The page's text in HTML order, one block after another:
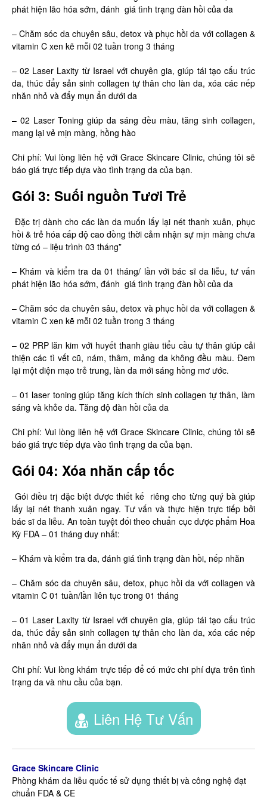
phát hiện lão hóa sớm, đánh giá tình trạng đàn hồi của da
– Chăm sóc da chuyên sâu, detox và phục hồi da với collagen &
vitamin C xen kẽ mỗi 02 tuần trong 3 tháng
– 02 Laser Laxity từ Israel với chuyên gia, giúp tái tạo cấu trúc
da, thúc đẩy sản sinh collagen tự thân cho làn da, xóa các nếp
nhăn nhỏ và đẩy mụn ẩn dưới da
– 02 Laser Toning giúp da sáng đều màu, tăng sinh collagen,
mang lại vẻ mịn màng, hồng hào
Chi phí: Vui lòng liên hệ với Grace Skincare Clinic, chúng tôi sẽ
báo giá trực tiếp dựa vào tình trạng da của bạn.
Gói 3: Suối nguồn Tươi Trẻ
Đặc trị dành cho các làn da muốn lấy lại nét thanh xuân, phục
hồi & trẻ hóa cấp độ cao đồng thời cảm nhận sự mịn màng chưa
từng có – liệu trình 03 tháng”
– Khám và kiểm tra da 01 tháng/ lần với bác sĩ da liễu, tư vấn
phát hiện lão hóa sớm, đánh giá tình trạng đàn hồi của da
– Chăm sóc da chuyên sâu, detox và phục hồi da với collagen &
vitamin C xen kẽ mỗi 02 tuần trong 3 tháng
– 02 PRP lăn kim với huyết thanh giàu tiểu cầu tự thân giúp cải
thiện các tì vết cũ, nám, thâm, mảng da không đều màu. Đem
lại một diện mạo trẻ trung, làn da mới sáng hồng mơ ước.
– 01 laser toning giúp tăng kích thích sinh collagen tự thân, làm
sáng và khỏe da. Tăng độ đàn hồi của da
Chi phí: Vui lòng liên hệ với Grace Skincare Clinic, chúng tôi sẽ
báo giá trực tiếp dựa vào tình trạng da của bạn.
Gói 04: Xóa nhăn cấp tốc
Gói điều trị đặc biệt được thiết kế riêng cho từng quý bà giúp
lấy lại nét thanh xuân ngay. Tư vấn và thực hiện trực tiếp bởi
bác sĩ da liễu. An toàn tuyệt đối theo chuẩn cục dược phẩm Hoa
Kỳ FDA – 01 tháng duy nhất:
– Khám và kiểm tra da, đánh giá tình trạng đàn hồi, nếp nhăn
– Chăm sóc da chuyên sâu, detox, phục hồi da với collagen và
vitamin C 01 tuần/lần liên tục trong 01 tháng
– 01 Laser Laxity từ Israel với chuyên gia, giúp tái tạo cấu trúc
da, thúc đẩy sản sinh collagen tự thân cho làn da, xóa các nếp
nhăn nhỏ và đẩy mụn ẩn dưới da
Chi phí: Vui lòng khám trực tiếp để có mức chi phí dựa trên tình
trạng da và nhu cầu của bạn.
Liên Hệ Tư Vấn
Grace Skincare Clinic
Phòng khám da liễu quốc tế sử dụng thiết bị và công nghệ đạt
chuẩn FDA & CE